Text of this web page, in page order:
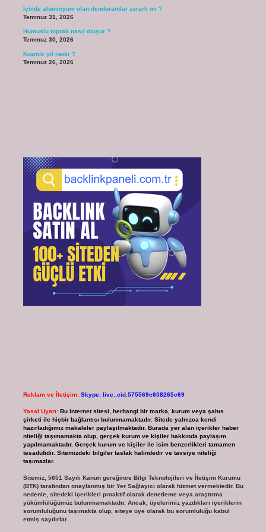
İçinde alüminyum olan deodorantlar zararlı mı ?
Temmuz 31, 2026
Humuslu toprak nasıl oluşur ?
Temmuz 30, 2026
Kozmik yıl nedir ?
Temmuz 26, 2026
Reklam ve İletişim: Skype: live:.cid.575569c608265c69
Yasal Uyarı: Bu internet sitesi, herhangi bir marka, kurum veya şahıs
şirketi ile hiçbir bağlantısı bulunmamaktadır. Sitede yalnızca kendi
hazırladığımız makaleler paylaşılmaktadır. Burada yer alan içerikler haber
niteliği taşımamakta olup, gerçek kurum ve kişiler hakkında paylaşım
yapılmamaktadır. Gerçek kurum ve kişiler ile isim benzerlikleri tamamen
tesadüfidir. Sitemizdeki bilgiler taslak halindedir ve tavsiye niteliği
taşımazlar.
Sitemiz, 5651 Sayılı Kanun gereğince Bilgi Teknolojileri ve İletişim Kurumu
(BTK) tarafından onaylanmış bir Yer Sağlayıcı olarak hizmet vermektedir. Bu
nedenle, sitedeki içerikleri proaktif olarak denetleme veya araştırma
yükümlülüğümüz bulunmamaktadır. Ancak, üyelerimiz yazdıkları içeriklerin
sorumluluğunu taşımakta olup, siteye üye olarak bu sorumluluğu kabul
etmiş sayılırlar.